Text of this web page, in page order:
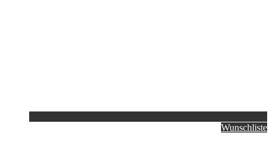
Wunschliste